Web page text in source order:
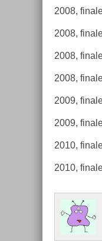
2008,
2008,
2008,
2008,
2009,
2009,
2010,
2010,